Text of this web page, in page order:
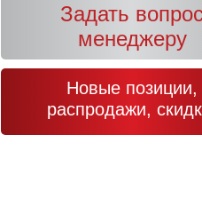
Задать
менеджеру
Новые позиции,
распродажи,